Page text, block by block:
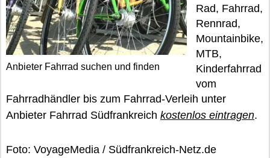
Anbieter Fahrrad suchen und finden
Rad, Fahrrad,
Rennrad,
Mountainbike,
MTB,
Kinderfahrrad
vom
Fahrradhändler bis zum Fahrrad-Verleih unter
Anbieter Fahrrad Südfrankreich kostenlos eintragen.
Foto: VoyageMedia / Südfrankreich-Netz.de